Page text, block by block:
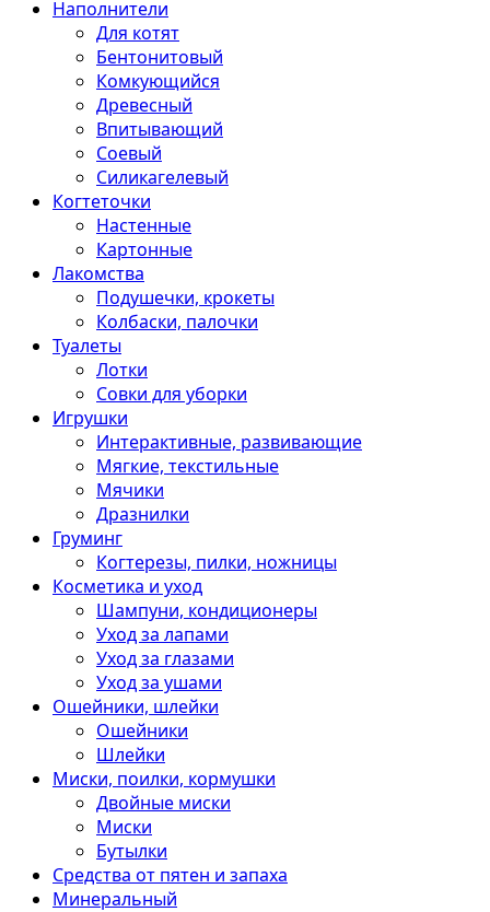
Наполнители
Для котят
Бентонитовый
Комкующийся
Древесный
Впитывающий
Соевый
Силикагелевый
Когтеточки
Настенные
Картонные
Лакомства
Подушечки, крокеты
Колбаски, палочки
Туалеты
Лотки
Совки для уборки
Игрушки
Интерактивные, развивающие
Мягкие, текстильные
Мячики
Дразнилки
Груминг
Когтерезы, пилки, ножницы
Косметика и уход
Шампуни, кондиционеры
Уход за лапами
Уход за глазами
Уход за ушами
Ошейники, шлейки
Ошейники
Шлейки
Миски, поилки, кормушки
Двойные миски
Миски
Бутылки
Средства от пятен и запаха
Минеральный